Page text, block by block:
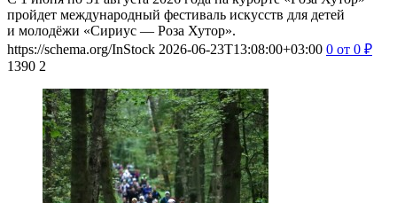
пройдет международный фестиваль искусств для детей
и молодёжи «Сириус — Роза Хутор».
https://schema.org/InStock 2026-06-23T13:08:00+03:00 0 от 0 ₽
1390 2